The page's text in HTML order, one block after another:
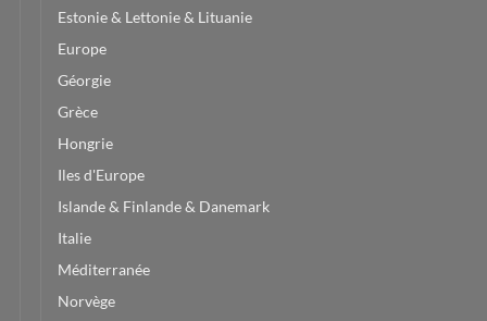
Estonie & Lettonie & Lituanie
Europe
Géorgie
Grèce
Hongrie
Iles d'Europe
Islande & Finlande & Danemark
Italie
Méditerranée
Norvège